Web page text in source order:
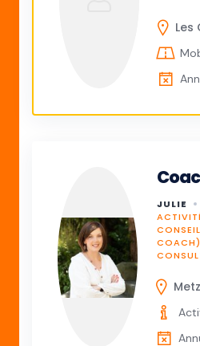
Les
JULIE
COACH)